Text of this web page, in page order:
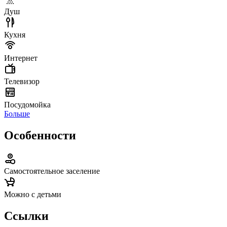
Душ
Кухня
Интернет
Телевизор
Посудомойка
Больше
Особенности
Самостоятельное заселение
Можно с детьми
Ссылки